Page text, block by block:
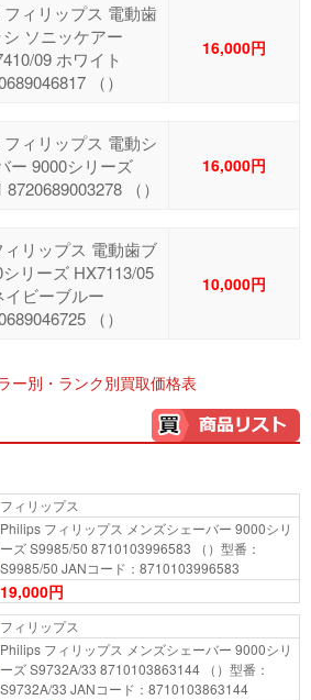
フィリップス 電動歯
ソニッケアー
09 ホワイト
（）
16,000円
フィリップス 電動シ
ー 9000シリーズ
（）
16,000円
ィリップス 電動歯ブ
リーズ HX7113/05
イビーブルー
（）
10,000円
ー別・ランク別買取価格表
フィリップス
Philips フィリップス メンズシェーバー 9000シリ
ーズ S9985/50 8710103996583 （）型番：
S9985/50 JANコード：8710103996583
19,000円
フィリップス
Philips フィリップス メンズシェーバー 9000シリ
ーズ S9732A/33 8710103863144 （）型番：
S9732A/33 JANコード：8710103863144